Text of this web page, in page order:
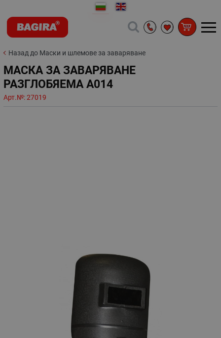
Назад до Маски и шлемове за заваряване
МАСКА ЗА ЗАВАРЯВАНЕ
РАЗГЛОБЯЕМА A014
Арт.№:27019